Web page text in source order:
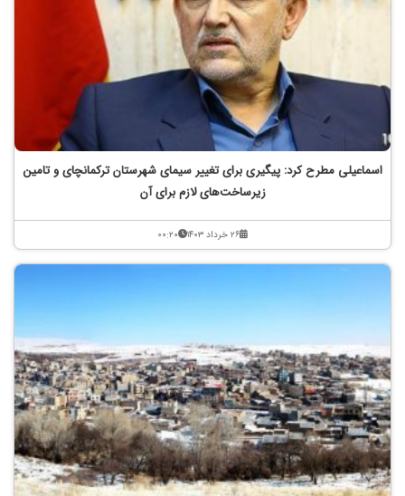
اسماعیلی مطرح کرد: پیگیری برای تغییر سیمای شهرستان ترکمانچای و تامین
زیرساخت‌های لازم برای آن
۲۶ خرداد ۱۴۰۳ ۰۰:۲۰